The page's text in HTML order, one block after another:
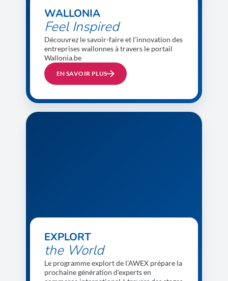
WALLONIA
Feel Inspired
Découvrez le savoir-faire et l’innovation des
entreprises wallonnes à travers le portail
Wallonia.be
EN SAVOIR PLUS
EXPLORT
the World
Le programme explort de l’AWEX prépare la
prochaine génération d’experts en